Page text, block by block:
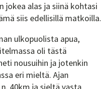
jokea alas ja siinä kohtasi
siis edellisillä matkoilla.
ulkopuolista apua,
oli tästä
nousuihin ja jotenkin
eri mieltä. Ajan